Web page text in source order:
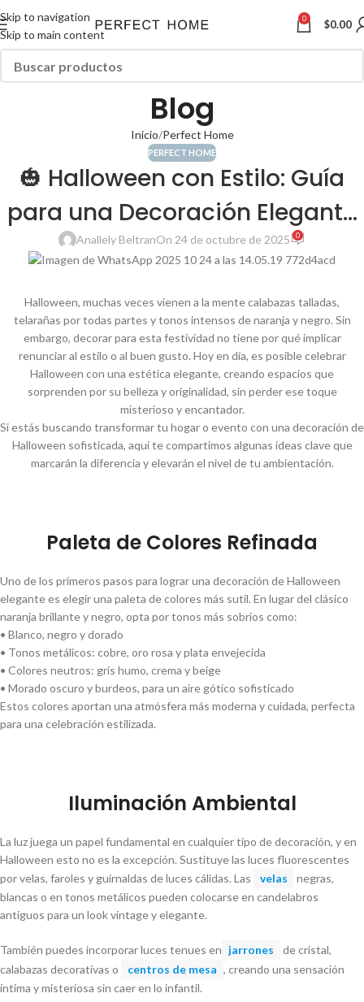
Skip to navigation
Skip to main content
0 $0.00
Blog
Inicio Perfect Home
PERFECT HOME
🎃 Halloween con Estilo: Guía
para una Decoración Elegante
y Sofisticada
Anallely BeltranOn 24 de octubre de 2025 0
Halloween, muchas veces vienen a la mente calabazas talladas,
telarañas por todas partes y tonos intensos de naranja y negro. Sin
embargo, decorar para esta festividad no tiene por qué implicar
renunciar al estilo o al buen gusto. Hoy en día, es posible celebrar
Halloween con una estética elegante, creando espacios que
sorprenden por su belleza y originalidad, sin perder ese toque
misterioso y encantador.
Si estás buscando transformar tu hogar o evento con una decoración de
Halloween sofisticada, aquí te compartimos algunas ideas clave que
marcarán la diferencia y elevarán el nivel de tu ambientación.
Paleta de Colores Refinada
Uno de los primeros pasos para lograr una decoración de Halloween
elegante es elegir una paleta de colores más sutil. En lugar del clásico
naranja brillante y negro, opta por tonos más sobrios como:
• Blanco, negro y dorado
• Tonos metálicos: cobre, oro rosa y plata envejecida
• Colores neutros: gris humo, crema y beige
• Morado oscuro y burdeos, para un aire gótico sofisticado
Estos colores aportan una atmósfera más moderna y cuidada, perfecta
para una celebración estilizada.
Iluminación Ambiental
La luz juega un papel fundamental en cualquier tipo de decoración, y en
Halloween esto no es la excepción. Sustituye las luces fluorescentes
por velas, faroles y guirnaldas de luces cálidas. Las
velas
negras,
blancas o en tonos metálicos pueden colocarse en candelabros
antiguos para un look vintage y elegante.
También puedes incorporar luces tenues en jarrones
de cristal,
calabazas decorativas o
centros de mesa , creando una sensación
íntima y misteriosa sin caer en lo infantil.